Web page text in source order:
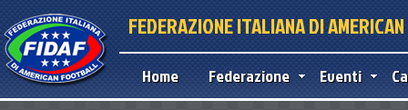
FEDERAZIONE ITALIANA DI
Home Federazione Eventi